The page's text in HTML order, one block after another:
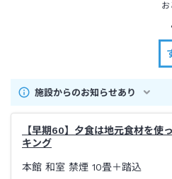
お
施設からのお知らせあり
【早期60】夕食は地元食材を使
キング
本館 和室 禁煙 10畳＋踏込